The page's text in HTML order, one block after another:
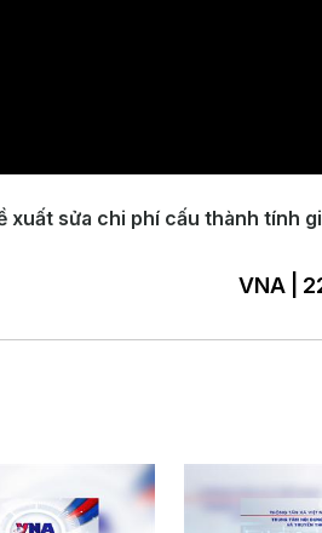
xuất sửa chi phí cấu thành tính
VNA |